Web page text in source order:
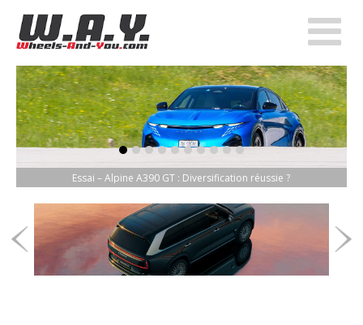
Essai – Alpine A390 GT : Diversification réussie ?
item-0
item-1
item-2
item-3
item-4
item-5
item-6
item-7
item-8
item-9